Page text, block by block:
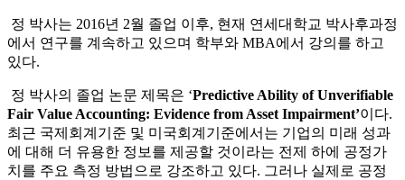
정 박사는 2016년 2월 졸업 이후, 현재 연세대학교 박사후과정
에서 연구를 계속하고 있으며 학부와 MBA에서 강의를 하고
있다.
정 박사의 졸업 논문 제목은 ‘Predictive Ability of Unverifiable
Fair Value Accounting: Evidence from Asset Impairment’이다.
최근 국제회계기준 및 미국회계기준에서는 기업의 미래 성과
에 대해 더 유용한 정보를 제공할 것이라는 전제 하에 공정가
치를 주요 측정 방법으로 강조하고 있다. 그러나 실제로 공정